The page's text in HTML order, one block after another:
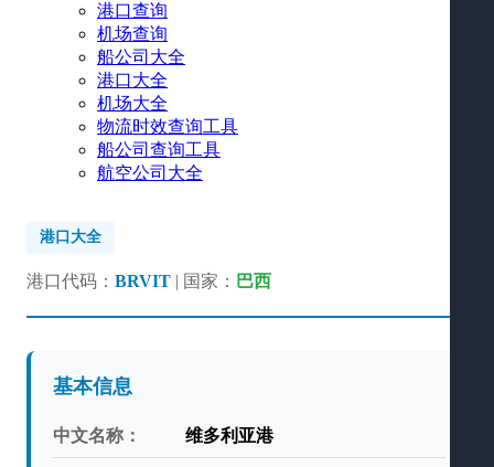
港口查询
机场查询
船公司大全
港口大全
机场大全
物流时效查询工具
船公司查询工具
航空公司大全
港口大全
港口代码： BRVIT | 国家： 巴西
基本信息
中文名称： 维多利亚港